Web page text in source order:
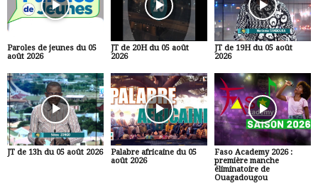
Paroles de jeunes du 05
août 2026
JT de 20H du 05 août
2026
JT de 19H du 05 août
2026
JT de 13h du 05 août 2026
Palabre africaine du 05
août 2026
Faso Academy 2026 :
première manche
éliminatoire de
Ouagadougou